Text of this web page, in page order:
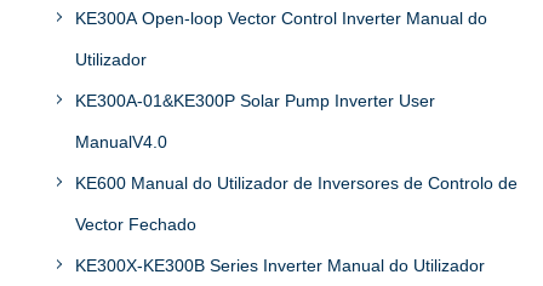
KE300A Open-loop Vector Control Inverter Manual do
Utilizador
KE300A-01&KE300P Solar Pump Inverter User
ManualV4.0
KE600 Manual do Utilizador de Inversores de Controlo de
Vector Fechado
KE300X-KE300B Series Inverter Manual do Utilizador